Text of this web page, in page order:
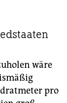
wäre
pro